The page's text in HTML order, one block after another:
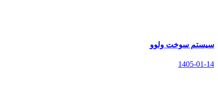
سیستم سوخت ولوو
1405-01-14